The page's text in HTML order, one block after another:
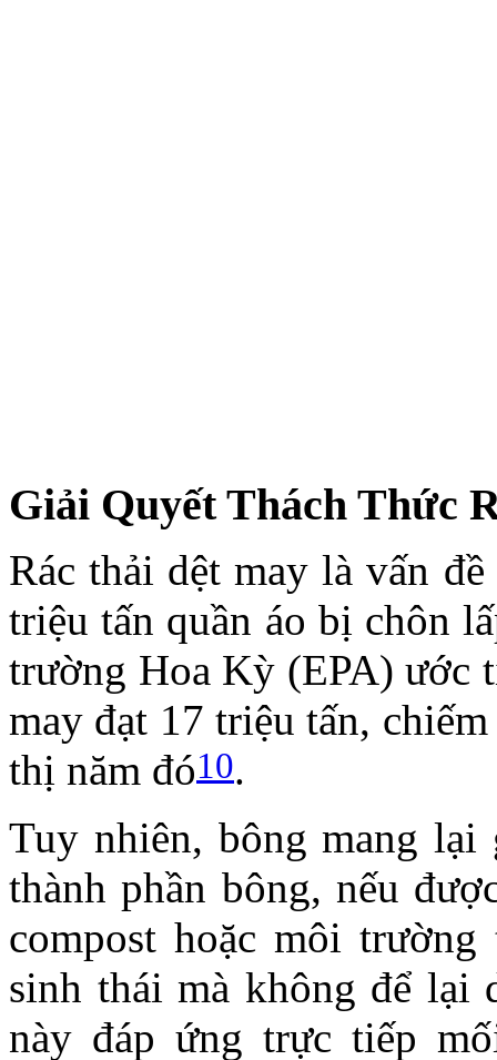
Giải Quyết Thách Thức
Rác thải dệt may là vấn
triệu tấn quần áo bị chôn
trường Hoa Kỳ (EPA) ước
may đạt 17 triệu tấn,
thị năm đó10.
Tuy nhiên, bông mang lại
thành phần bông, nếu
compost hoặc môi
sinh thái mà không để
này đáp ứng trực tiếp